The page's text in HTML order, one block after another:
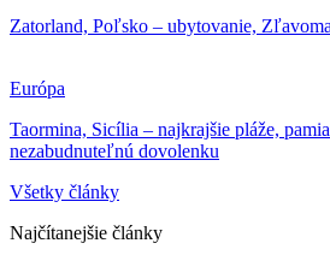
Zatorland, Poľsko – ubytovanie,
Európa
Taormina, Sicília – najkrajšie pláže,
nezabudnuteľnú dovolenku
Všetky články
Najčítanejšie články